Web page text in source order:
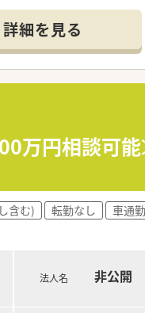
躍の場を拡げていき
です。
、ヘルプ体制も充実◎
ております、ご負担少
、
詳細を見る
万円相談
含む) 転勤なし 車通
法人名 非公開